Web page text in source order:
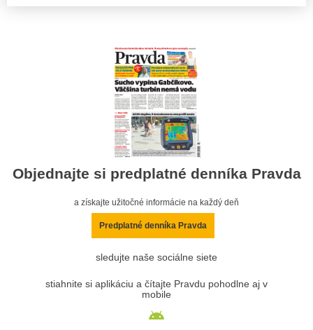
Objednajte si predplatné denníka Pravda
a získajte užitočné informácie na každý deň
Predplatné denníka Pravda
sledujte naše sociálne siete
stiahnite si aplikáciu a čítajte Pravdu pohodlne aj v
mobile